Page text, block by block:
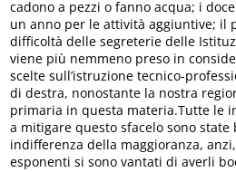
cadono a pezzi o fanno acqua; i
un anno per le attività aggiuntive; il
difficoltà delle segreterie delle
viene più nemmeno preso in
scelte sull’istruzione tecnico-
di destra, nonostante la nostra
primaria in questa materia.Tutte le
a mitigare questo sfacelo sono state
indifferenza della maggioranza,
esponenti si sono vantati di averli